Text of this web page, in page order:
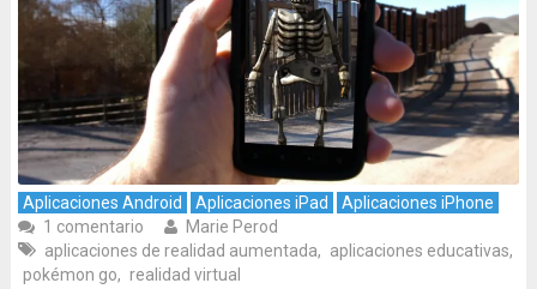
Aplicaciones Android Aplicaciones iPad
Aplicaciones iPhone
1 comentario
Marie Perod
aplicaciones de realidad aumentada, aplicaciones educativas,
pokémon go, realidad virtual